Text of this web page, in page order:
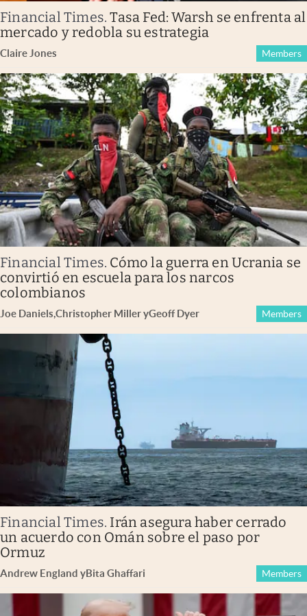
Financial Times.Tasa Fed: Warsh se enfrenta al
mercado y redobla su estrategia
Claire Jones Members
Financial Times. Cómo la guerra en Ucrania se
convirtió en escuela para los narcos
colombianos
Joe Daniels,Christopher MilleryGeoff Dyer Members
Financial Times. Irán asegura haber cerrado
un acuerdo con Omán sobre el paso por
Ormuz
Andrew England yBita Ghaffari Members